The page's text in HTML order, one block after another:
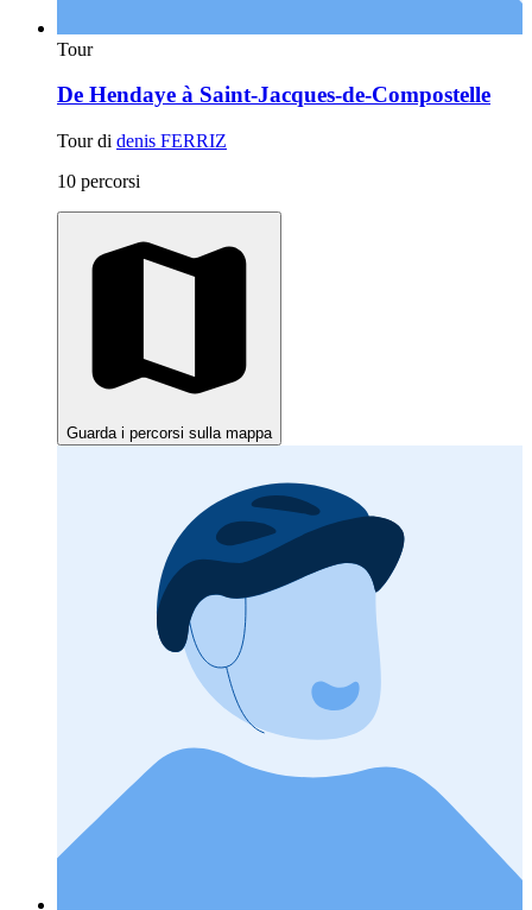
Tour
De Hendaye à Saint-Jacques-de-Compostelle
Tour di denis FERRIZ
10 percorsi
Guarda i percorsi sulla mappa